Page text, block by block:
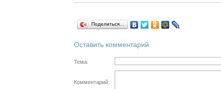
Поделиться…
Оставить комментарий
Тема:
Комментарий: